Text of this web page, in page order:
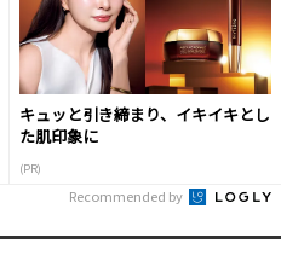
キュッと引き締まり、イキイキとし
た肌印象に
(PR)
Recommended by